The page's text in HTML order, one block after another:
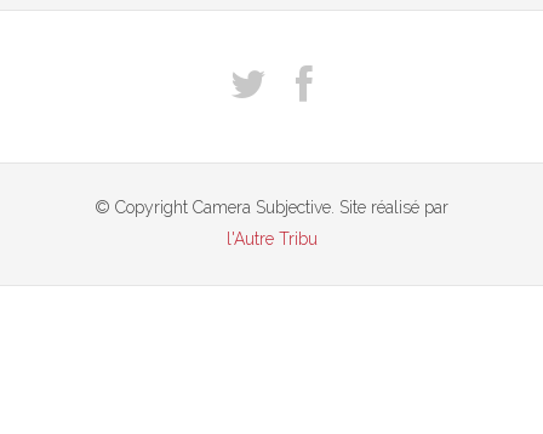
© Copyright Camera Subjective. Site réalisé par
l'Autre Tribu